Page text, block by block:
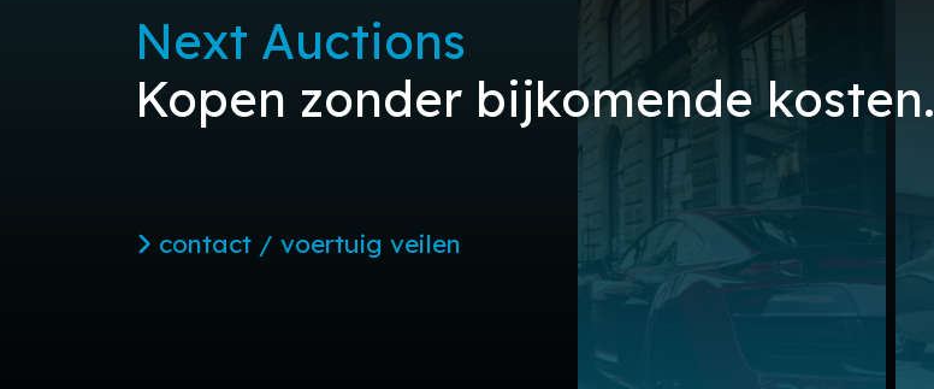
Next Auctions
Kopen zonder bijkomende kosten.
contact / voertuig veilen